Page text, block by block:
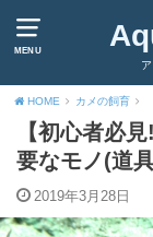
MENU
HOME カメの飼育
【初心者必
要なモノ(道
2019年3月28日